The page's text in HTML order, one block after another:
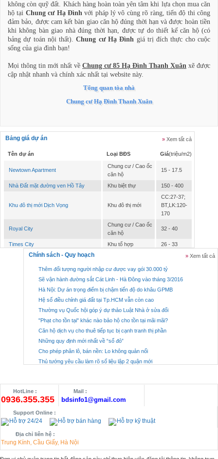
không còn quỹ đất. Khách hàng hoàn toàn yên tâm khi lựa chọn mua căn
hộ tại Chung cư Hạ Đìnhvới pháp lý vô cùng rõ ràng, tiến độ thi công
đảm bảo, được cam kết bàn giao căn hộ đúng thời hạn và được hoàn tiền
khi không bàn giao nhà đúng thời hạn, được tự do thiết kế căn hộ (có
bảng dự toán nội thất).Chung cư Hạ Đình giá trị đích thực cho cuộc
sống của gia đình bạn!
Mọi thông tin mới nhất về Chung cư 85 Hạ Đình Thanh Xuân xẽ được
cập nhật nhanh và chính xác nhất tại website này.
Tổng quan tòa nhà
Chung cư Hạ Đình Thanh Xuân
Bảng giá dự án » Xem tất cả
Tên dự án Loại BĐS Giá(triệu/m2)
Newtown Apartment
Chung cư / Cao ốc
căn hộ
15 - 17.5
Nhà Đất mặt đường ven Hồ Tây Khu biệt thự 150 - 400
Khu đô thị mới Dịch Vọng Khu đô thị mới
CC:27-37;
BT,LK:120-
170
Royal City
Chung cư / Cao ốc
căn hộ
32 - 40
Times City Khu tổ hợp 26 - 33
Candeo Residence Hanoi 2000-3700
Chung cư Hạ Đình Tower Thanh Xuân
căn hộ
15,3 - 15,5
Chung cư / Cao ốc
căn hộ
Tổ Hợp Căn Hộ IJC Aroma
Chung cư / Cao ốc
căn hộ
18 - 25.7
Căn Hộ Ehome Đông Sài Gòn 2
Chung cư / Cao ốc
căn hộ
Chung cư / Cao ốc
căn hộ
Căn Hộ Hoàng Anh An Tiến
căn hộ
Khu Căn Hộ Giai Việt Gia Lai
căn hộ
Căn hộ 584 Lilama SHB Plaza
Chung cư / Cao ốc
Chính sách - Quy hoạch » Xem tất cả
Thêm đối tượng người nhập cư được vay gói 30.000 tỷ
Sẽ vận hành đường sắt Cát Linh - Hà Đông vào tháng 3/2016
Hà Nội: Dự án trọng điểm bị chậm tiến độ do khâu GPMB
Hệ số điều chỉnh giá đất tại Tp.HCM vẫn còn cao
Thường vụ Quốc hội góp ý dự thảo Luật Nhà ở sửa đổi
"Phạt cho tồn tại" khác nào bảo hộ cho tồn tại mãi mãi?
Căn hộ dịch vụ cho thuê tiếp tục bị cạnh tranh thị phần
Những quy định mới nhất về “sổ đỏ”
Cho phép phân lô, bán nền: Lo không quản nổi
Thủ tướng yêu cầu làm rõ số liệu lập 2 quận mới
HotLine :
0936.355.355
Mail :
bdsinfo1@gmail.com
Support Online :
Hỗ trợ 24/24 Hỗ trợ bán hàng Hỗ trợ kỹ thuật
Địa chỉ liên hệ :
Trung Kính, Cầu Giấy, Hà Nội